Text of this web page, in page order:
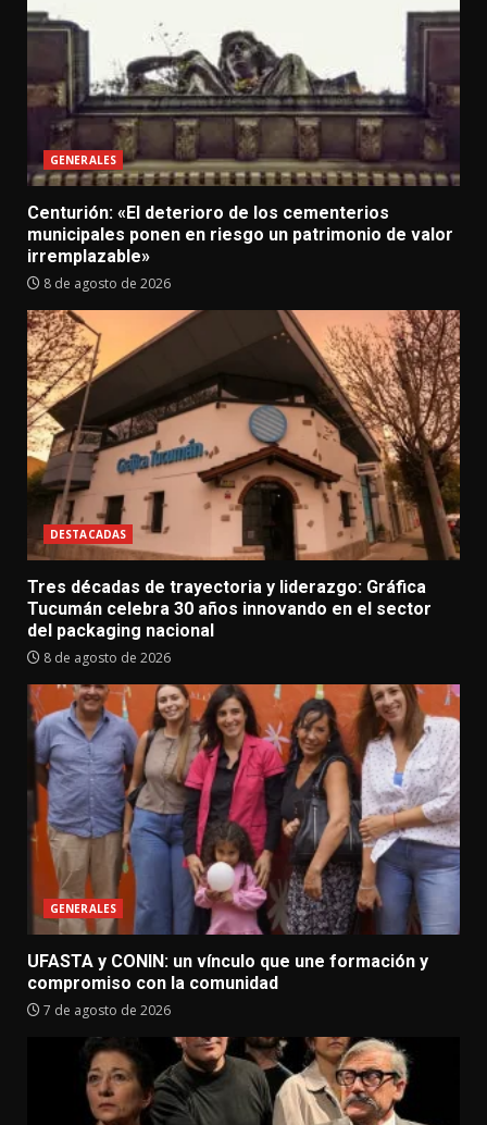
GENERALES
Centurión: «El deterioro de los cementerios
municipales ponen en riesgo un patrimonio de valor
irremplazable»
8 de agosto de 2026
DESTACADAS
Tres décadas de trayectoria y liderazgo: Gráfica
Tucumán celebra 30 años innovando en el sector
del packaging nacional
8 de agosto de 2026
GENERALES
UFASTA y CONIN: un vínculo que une formación y
compromiso con la comunidad
7 de agosto de 2026